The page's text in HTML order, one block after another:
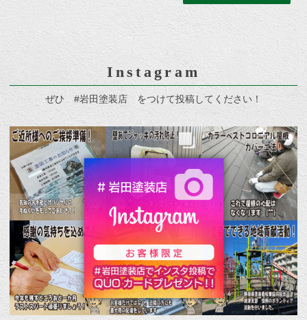
Instagram
ぜひ #岩田塗装店 をつけて投稿してください！